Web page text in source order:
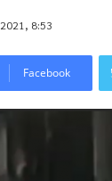
8:53
Facebook